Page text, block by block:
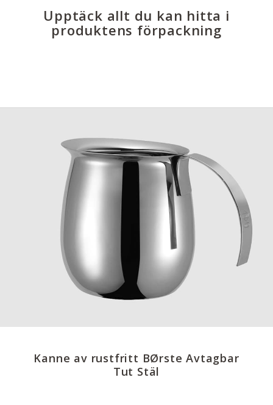
Upptäck allt du kan hitta i
produktens förpackning
Kanne av rustfritt BØrste Avtagbar
Tut Stäl